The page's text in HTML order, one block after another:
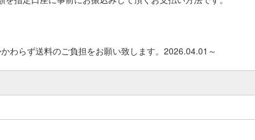
わらず送料のご負担をお願い致します。2026.04.01～